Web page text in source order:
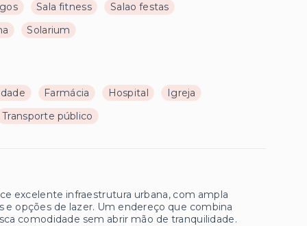
Sala fitness
Salao festas
Solarium
Farmácia Hospital
Igreja
Transporte público
excelente infraestrutura urbana, com ampla
e opções de lazer. Um endereço que combina
comodidade sem abrir mão de tranquilidade.